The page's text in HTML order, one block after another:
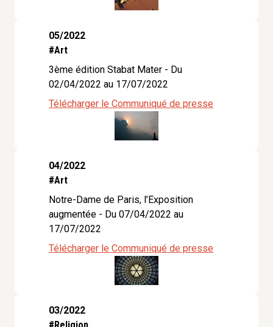
05/2022
#Art
3ème édition Stabat Mater - Du
02/04/2022 au 17/07/2022
Télécharger le Communiqué de presse
04/2022
#Art
Notre-Dame de Paris, l’Exposition
augmentée - Du 07/04/2022 au
17/07/2022
Télécharger le Communiqué de presse
03/2022